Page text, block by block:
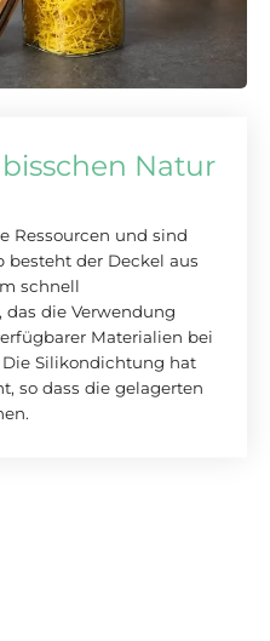
Natur
Ressourcen und sind
der Deckel aus
schnell
die Verwendung
Materialien bei
Silikondichtung hat
so dass die gelagerten